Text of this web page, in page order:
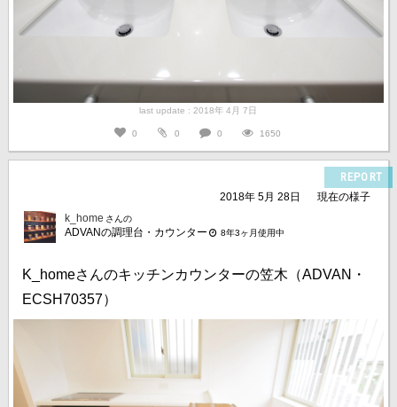
last update : 2018年 4月 7日
0 0 0 1650
REPORT
2018年 5月 28日
現在の様子
k_home さんの
ADVANの調理台・カウンター 8年3ヶ月使用中
K_homeさんのキッチンカウンターの笠木（ADVAN・
ECSH70357）